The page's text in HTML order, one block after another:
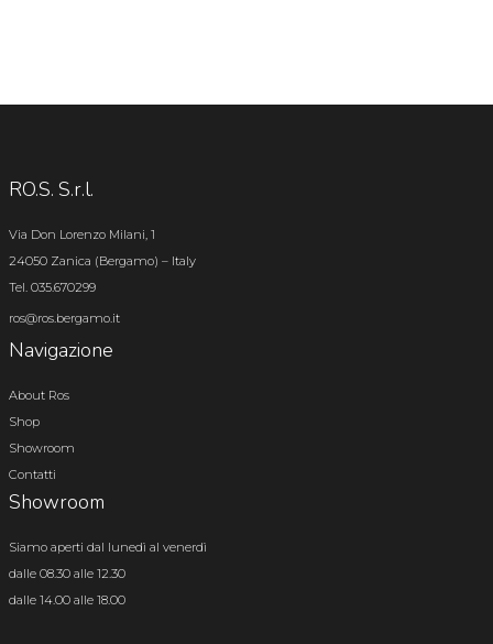
RO.S. S.r.l.
Via Don Lorenzo Milani, 1
24050 Zanica (Bergamo) – Italy
Tel. 035.670299
ros@ros.bergamo.it
Navigazione
About Ros
Shop
Showroom
Contatti
Showroom
Siamo aperti dal lunedì al venerdì
dalle 08.30 alle 12.30
dalle 14.00 alle 18.00